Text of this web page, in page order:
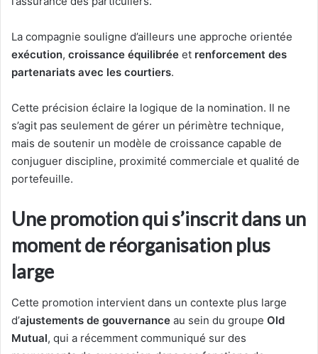
La compagnie souligne d’ailleurs une approche orientée
exécution, croissance équilibrée et renforcement des
partenariats avec les courtiers.
Cette précision éclaire la logique de la nomination. Il ne
s’agit pas seulement de gérer un périmètre technique,
mais de soutenir un modèle de croissance capable de
conjuguer discipline, proximité commerciale et qualité de
portefeuille.
Une promotion qui s’inscrit dans un
moment de réorganisation plus
large
Cette promotion intervient dans un contexte plus large
d’ajustements de gouvernance au sein du groupe Old
Mutual, qui a récemment communiqué sur des